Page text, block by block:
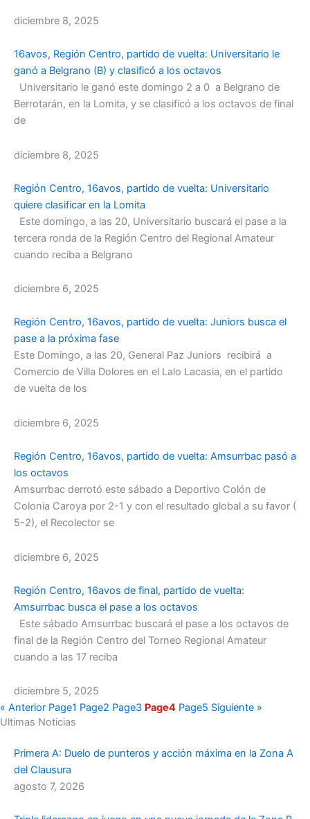
diciembre 8, 2025
16avos, Región Centro, partido de vuelta: Universitario le
ganó a Belgrano (B) y clasificó a los octavos
Universitario le ganó este domingo 2 a 0 a Belgrano de
Berrotarán, en la Lomita, y se clasificó a los octavos de final
de
diciembre 8, 2025
Región Centro, 16avos, partido de vuelta: Universitario
quiere clasificar en la Lomita
Este domingo, a las 20, Universitario buscará el pase a la
tercera ronda de la Región Centro del Regional Amateur
cuando reciba a Belgrano
diciembre 6, 2025
Región Centro, 16avos, partido de vuelta: Juniors busca el
pase a la próxima fase
Este Domingo, a las 20, General Paz Juniors recibirá a
Comercio de Villa Dolores en el Lalo Lacasia, en el partido
de vuelta de los
diciembre 6, 2025
Región Centro, 16avos, partido de vuelta: Amsurrbac pasó a
los octavos
Amsurrbac derrotó este sábado a Deportivo Colón de
Colonia Caroya por 2-1 y con el resultado global a su favor (
5-2), el Recolector se
diciembre 6, 2025
Región Centro, 16avos de final, partido de vuelta:
Amsurrbac busca el pase a los octavos
Este sábado Amsurrbac buscará el pase a los octavos de
final de la Región Centro del Torneo Regional Amateur
cuando a las 17 reciba
diciembre 5, 2025
« Anterior Page1 Page2 Page3 Page4 Page5 Siguiente »
Ultimas Noticias
Primera A: Duelo de punteros y acción máxima en la Zona A
del Clausura
agosto 7, 2026